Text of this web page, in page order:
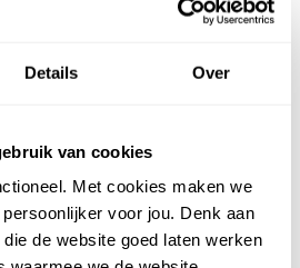
Details Over
van cookies
Met cookies maken we
voor jou. Denk aan
de website goed laten werken